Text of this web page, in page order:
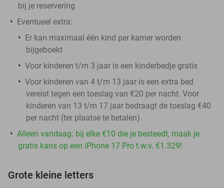
bij je reservering
Eventueel extra:
Er kan maximaal één kind per kamer worden
bijgeboekt
Voor kinderen t/m 3 jaar is een kinderbedje gratis
Voor kinderen van 4 t/m 13 jaar is een extra bed
vereist tegen een toeslag van €20 per nacht. Voor
kinderen van 13 t/m 17 jaar bedraagt de toeslag €40
per nacht (ter plaatse te betalen).
Alleen vandaag: bij elke €10 die je besteedt, maak je
gratis kans op een iPhone 17 Pro t.w.v. €1.329!
Grote kleine letters